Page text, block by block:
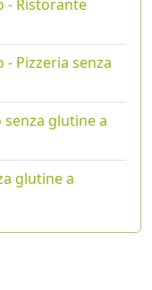
- Ristorante
- Pizzeria senza
glutine a
glutine a